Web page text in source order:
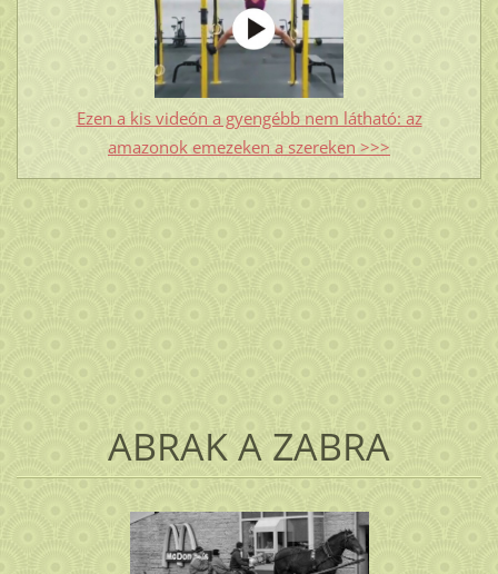
Ezen a kis videón a gyengébb nem látható: az
amazonok emezeken a szereken >>>
ABRAK A ZABRA